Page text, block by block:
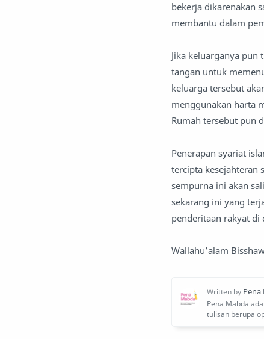
bekerja dikarenakan
membantu dalam
Jika keluarganya pun
tangan untuk
keluarga tersebut
menggunakan harta
Rumah tersebut pun
Penerapan syariat
tercipta kesejahteran
sempurna ini akan
sekarang ini yang
penderitaan rakyat di
Wallahu’alam